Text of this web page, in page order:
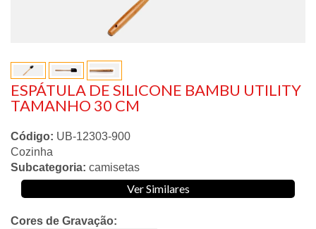
ESPÁTULA DE SILICONE BAMBU UTILITY
TAMANHO 30 CM
Código: UB-12303-900
Cozinha
Subcategoria: camisetas
Ver Similares
Cores de Gravação: